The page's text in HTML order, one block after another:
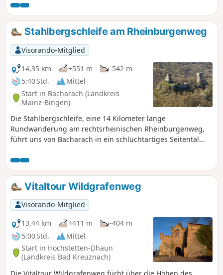
Horbach erfreut man sich toller Weitsichten über den
Soonwald bis in das Pfälzer Bergland hinein. Das
Streckenprofil führt über Felder, Wiesen, den Wald und
durch ein idyllisches Bachtal. Uns erwartet ein Wechsel aus
schmalen Saumpfaden und breiten Wiesen- und
Waldwegen.
Stahlbergschleife am Rheinburgenweg
Visorando-Mitglied
14,35 km
+551 m
-542 m
5:40 Std.
Mittel
Start in Bacharach (Landkreis
Mainz-Bingen)
Die Stahlbergschleife, eine 14 Kilometer lange
Rundwanderung am rechtsrheinischen Rheinburgenweg,
führt uns von Bacharach in ein schluchtartiges Seitental
Stahlberg hinauf. Sehr abwechslungsreich läuft die Route
dabei auf schmalen Pfaden und breiten Forst- und
Weinbergwegen schöne Aussichtspunkte an.
Vitaltour Wildgrafenweg
Visorando-Mitglied
13,44 km
+411 m
-404 m
5:00 Std.
Mittel
Start in Hochstetten-Dhaun
(Landkreis Bad Kreuznach)